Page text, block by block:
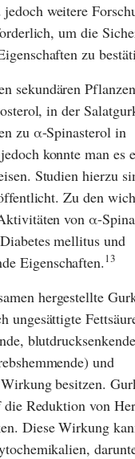
jedoch weitere
um die
zu
sekundären
in der
zu α-Spinasterol in
konnte man es
Studien hierzu
Zu den
von α-
mellitus und
Eigenschaften.13
hergestellte
ungesättigte
und
besitzen.
Reduktion von
Diese Wirkung